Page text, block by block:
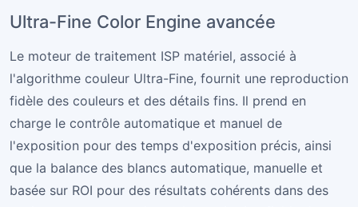
Ultra-Fine Color Engine avancée
Le moteur de traitement ISP matériel, associé à
l'algorithme couleur Ultra-Fine, fournit une reproduction
fidèle des couleurs et des détails fins. Il prend en
charge le contrôle automatique et manuel de
l'exposition pour des temps d'exposition précis, ainsi
que la balance des blancs automatique, manuelle et
basée sur ROI pour des résultats cohérents dans des